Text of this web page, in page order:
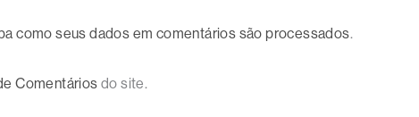
como seus dados em comentários são processados.
Comentários do site.